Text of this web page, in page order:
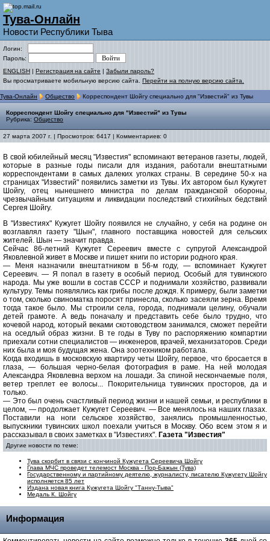
Тува-Онлайн
Новости Республики Тыва
Логин:
Пароль:
ENGLISH | Регистрация на сайте | Забыли пароль?
Вы просматриваете мобильную версию сайта. Перейти на полную версию сайта.
Тува-Онлайн Общество Корреспондент Шойгу специально для "Известий" из Тувы
Корреспондент Шойгу специально для "Известий" из Тувы
Рубрика: Общество
27 марта 2007 г. | Просмотров: 6417 | Комментариев: 0
В свой юбилейный месяц "Известия" вспоминают ветеранов газеты, людей,
которые в разные годы писали для издания, работали внештатными
корреспондентами в самых далеких уголках страны. В середине 50-х на
страницах "Известий" появились заметки из Тувы. Их автором был Кужугет
Шойгу, отец нынешнего министра по делам гражданской обороны,
чрезвычайным ситуациям и ликвидации последствий стихийных бедствий
Сергея Шойгу.
В "Известиях" Кужугет Шойгу появился не случайно, у себя на родине он
возглавлял газету "Шын", главного поставщика новостей для сельских
жителей. Шын — значит правда.
Сейчас 86-летний Кужугет Сереевич вместе с супругой Александрой
Яковлевной живет в Москве и пишет книги по истории родного края.
— Меня назначили внештатником в 56-м году, — вспоминает Кужугет
Сереевич. — Я попал в газету в особый период. Особый для тувинского
народа. Мы уже вошли в состав СССР и поднимали хозяйство, развивали
культуру. Темы появлялись как грибы после дождя. К примеру, были заметки
о том, сколько свиноматка поросят принесла, сколько засеяли зерна. Время
тогда такое было. Мы строили села, города, поднимали целину, обучали
детей грамоте. А ведь поначалу и представить себе было трудно, что
кочевой народ, который веками скотоводством занимался, сможет перейти
на оседлый образ жизни. В те годы в Туву по распоряжению компартии
приехали сотни специалистов — инженеров, врачей, механизаторов. Среди
них была и моя будущая жена. Она зоотехником работала.
Когда входишь в московскую квартиру четы Шойгу, первое, что бросается в
глаза, — большая черно-белая фотография в раме. На ней молодая
Александра Яковлевна верхом на лошади. За спиной нескончаемые поля,
ветер треплет ее волосы... Покорительница тувинских просторов, да и
только.
— Это был очень счастливый период жизни и нашей семьи, и республики в
целом, — продолжает Кужугет Сереевич. — Все менялось на наших глазах.
Поставили на ноги сельское хозяйство, занялись промышленностью,
выпускники тувинских школ поехали учиться в Москву. Обо всем этом я и
рассказывал в своих заметках в "Известиях". Газета "Известия"
Другие новости по теме:
Тува скорбит в связи с кончиной Кужугета Сереевича Шойгу
Глава МЧС проведет телемост Москва - Пор-Бажын (Тува)
Государственному и партийному деятелю, журналисту, писателю Кужугету Шойгу
исполняется 85 лет
Издана новая книга Кужугета Шойгу "Танну-Тыва"
Медаль К. Шойгу
Информация